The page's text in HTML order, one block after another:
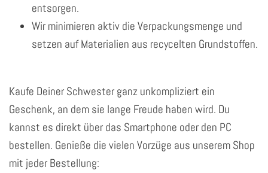
entsorgen.
Wir minimieren aktiv die Verpackungsmenge und
setzen auf Materialien aus recycelten Grundstoffen.
Kaufe Deiner Schwester ganz unkompliziert ein
Geschenk, an dem sie lange Freude haben wird. Du
kannst es direkt über das Smartphone oder den PC
bestellen. Genieße die vielen Vorzüge aus unserem Shop
mit jeder Bestellung: